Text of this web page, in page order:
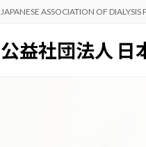
JAPANESE ASSOCIATION OF DIALYSIS
公益社団法人 日